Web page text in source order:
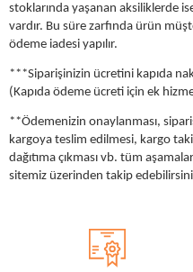
stoklarında yaşanan aksiliklerde
vardır. Bu süre zarfında ürün
ödeme iadesi yapılır.
***Siparişinizin ücretini kapıda
(Kapıda ödeme ücreti için ek
**Ödemenizin onaylanması,
kargoya teslim edilmesi, kargo
dağıtıma çıkması vb. tüm
sitemiz üzerinden takip